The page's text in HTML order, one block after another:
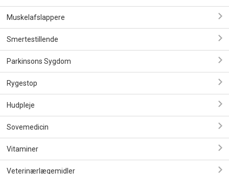
Muskelafslappere
Smertestillende
Parkinsons Sygdom
Rygestop
Hudpleje
Sovemedicin
Vitaminer
Veterinærlægemidler